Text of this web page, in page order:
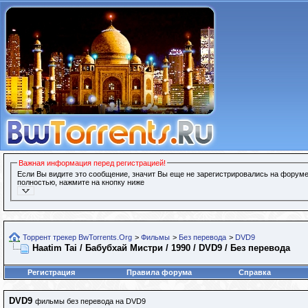
Важная информация перед регистрацией!
Если Вы видите это сообщение, значит Вы еще не зарегистрировались на
полностью, нажмите на кнопку ниже
Торрент трекер BwTorrents.Org > Фильмы > Без перевода > DVD9
Haatim Tai / Бабубхай Мистри / 1990 / DVD9 / Без перевода
Регистрация Правила форума Справка
DVD9 фильмы без перевода на DVD9